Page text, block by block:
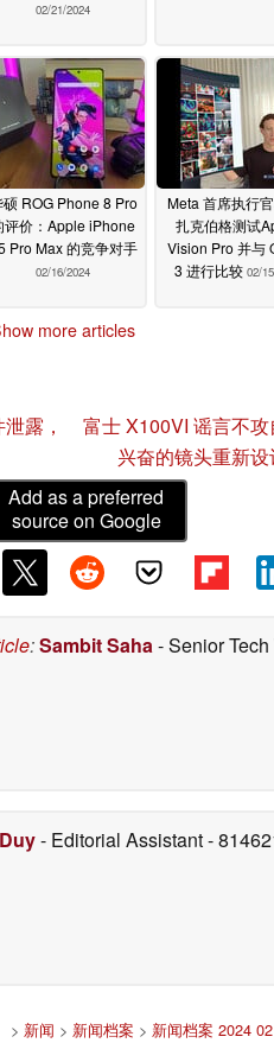
02/21/2024
硕 ROG Phone 8 Pro
评价：Apple iPhone
Pro Max 的竞争对手
02/16/2024
Meta 首席执行
扎克伯格测试
Vision Pro 并与
3 进行比较 02/
more articles
露，
富士 X100VI 谣言不
兴奋的镜头重新
Add as a preferred
source on Google
:Sambit Saha- Senior
- Editorial Assistant-
> 新闻 > 新闻档案 > 新闻档案 2024 02